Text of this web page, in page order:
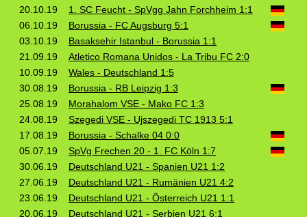
20.10.19
1. SC Feucht - SpVgg Jahn Forchheim 1:1
06.10.19
Borussia - FC Augsburg 5:1
03.10.19
Basaksehir Istanbul - Borussia 1:1
21.09.19
Atletico Romana Unidos - La Tribu FC 2:0
10.09.19
Wales - Deutschland 1:5
30.08.19
Borussia - RB Leipzig 1:3
25.08.19
Morahalom VSE - Mako FC 1:3
24.08.19
Szegedi VSE - Ujszegedi TC 1913 5:1
17.08.19
Borussia - Schalke 04 0:0
05.07.19
SpVg Frechen 20 - 1. FC Köln 1:7
30.06.19
Deutschland U21 - Spanien U21 1:2
27.06.19
Deutschland U21 - Rumänien U21 4:2
23.06.19
Deutschland U21 - Österreich U21 1:1
20.06.19
Deutschland U21 - Serbien U21 6:1